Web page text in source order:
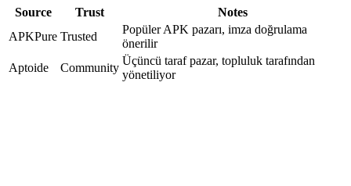
Source Trust
Notes
APKPure Trusted
Popüler APK pazarı, imza doğrulama
önerilir
Aptoide
Community
Üçüncü taraf pazar, topluluk tarafından
yönetiliyor